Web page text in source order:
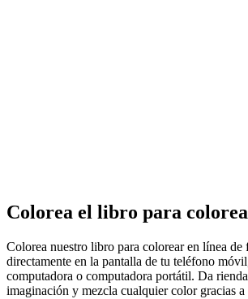
Colorea el libro para
Colorea nuestro libro para colorear en línea de
directamente en la pantalla de tu teléfono
computadora o computadora portátil. Da
imaginación y mezcla cualquier color gracias a